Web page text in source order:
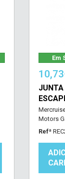
Em
JUNTA
Motors
Refª